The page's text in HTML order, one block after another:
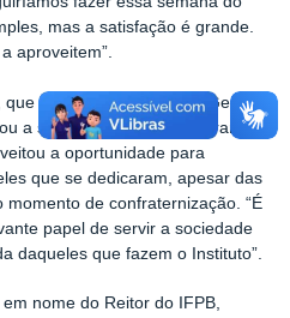
mas a satisfação é grande.
aproveitem”.
representou o Diretor Geral
a satisfação em comemorar o
a oportunidade para
que se dedicaram, apesar das
de confraternização. “É
papel de servir a sociedade
daqueles que fazem o Instituto”.
nome do Reitor do IFPB,